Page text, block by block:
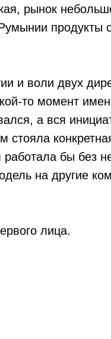
рынок
продукты
и воли двух
то момент
а вся
бы без
на другие
лица.